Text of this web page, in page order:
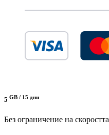
5 GB / 15 дни
Без ограничение на скоростта